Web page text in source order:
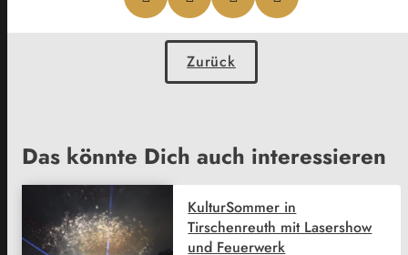
Zurück
Das könnte Dich auch interessieren
KulturSommer in
Tirschenreuth mit Lasershow
und Feuerwerk